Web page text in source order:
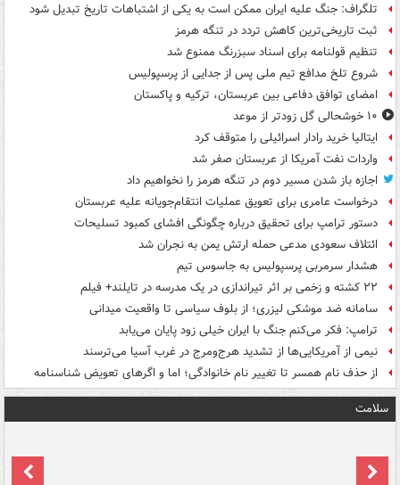
تلگراف: جنگ علیه ایران ممکن است به یکی از اشتباهات تاریخ تبدیل شود
ثبت تاریخی‌ترین کاهش تردد در تنگه هرمز
تنظیم قولنامه برای اسناد سبزرنگ ممنوع شد
شروع تلخ مدافع تیم ملی پس از جدایی از پرسپولیس
امضای توافق دفاعی بین عربستان، ترکیه و پاکستان
۱۰ خوشحالی گل زودتر از موعد
ایتالیا خرید رادار اسرائیلی را متوقف کرد
واردات نفت آمریکا از عربستان صفر شد
اجازه باز شدن مسیر دوم در تنگه هرمز را نخواهیم داد
درخواست عامری برای تعویق عملیات انتقام‌جویانه علیه عربستان
دستور ترامپ برای تحقیق درباره چگونگی افشای کمبود تسلیحات
ائتلاف سعودی مدعی حمله ارتش یمن به نجران شد
هشدار سرمربی پرسپولیس به جاسوس تیم
۲۲ کشته و زخمی بر اثر تیراندازی در یک مدرسه در تایلند+ فیلم
سامانه ضد موشکی لیزری؛ از بلوف سیاسی تا واقعیت میدانی
ترامپ: فکر می‌کنم جنگ با ایران خیلی زود پایان می‌یابد
نیمی از آمریکایی‌ها از تشدید هرج‌ومرج در غرب آسیا می‌ترسند
از حذف نام همسر تا تغییر نام خانوادگی؛ اما و اگرهای تعویض شناسنامه
سلامت